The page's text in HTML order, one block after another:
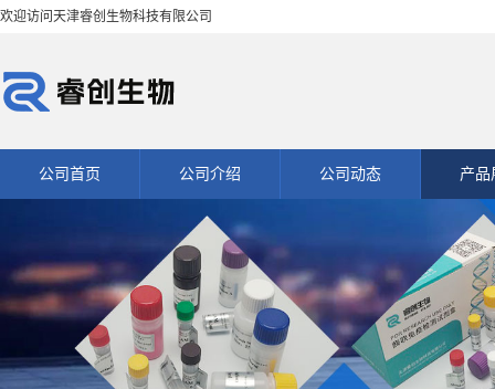
欢迎访问天津睿创生物科技有限公司
公司首页 公司介绍 公司动态 产品